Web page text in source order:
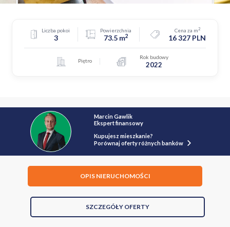
Liczba pokoi
3
Powierzchnia
73.5 m2
Cena za m2
16 327 PLN
Piętro
Rok budowy
2022
Marcin Gawlik
Ekspert finansowy
Kupujesz mieszkanie?
Porównaj oferty różnych banków
OPIS NIERUCHOMOŚCI
SZCZEGÓŁY OFERTY